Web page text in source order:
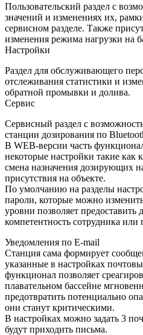
Пользовательский раздел с
значений и изменениях их,
сервисном разделе. Также
изменения режима нагрузки на
Настройки
Раздел для обслуживающего
отслеживания статистики и
обратной промывки и долива.
Сервис
Сервисный раздел с
станции дозирования по
В WEB-версии часть
некоторые настройки такие как
смена назначения дозирующих
присутствия на объекте.
По умолчанию на разделы
пароли, которые можно
уровни позволяет предоставить
компетентность сотрудника или
Уведомления по E-mail
Станция сама формирует
указанные в настройках
функционал позволяет
плавательном бассейне
предотвратить потенциально
они станут критическими.
В настройках можно задать 3
будут приходить письма.